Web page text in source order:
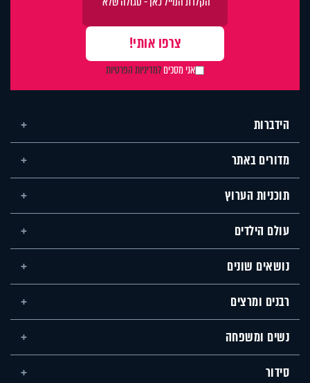
אני מסכיםלמדיניות הפרטיות
הידברות
מדורים באתר
תוכניות הערוץ
עולם הילדים
נושאים שונים
רבנים ומרצים
נשים ומשפחה
סידור